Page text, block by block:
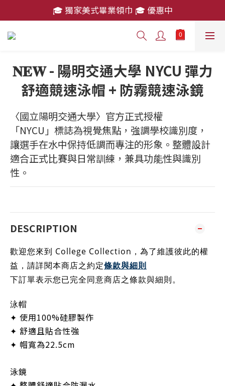
🎓 獨家美式畢業領巾 🎓 優惠中
🎓 獨家美式畢業領巾 🎓 優惠中
消費滿 $2,000 免運費
𝐍𝐄𝐖 - 陽明交通大學 NYCU 彈力
舒適競速泳帽 + 防霧競速泳鏡
〈國立陽明交通大學〉官方正式授權
「NYCU」標誌為視覺焦點，強調學校識別度，
讓選手在水中保持低調而專注的形象。整體設計
適合正式比賽與日常訓練，兼具功能性與識別
性。
DESCRIPTION
歡迎您來到 College Collection，為了維護彼此的權
益，請詳閱本商店之約定條款與細則
下訂單表示您已完全同意商店之條款與細則。
泳帽
✦ 使用100%硅膠製作
✦ 舒適且貼合性強
✦ 帽寬為22.5cm
泳鏡